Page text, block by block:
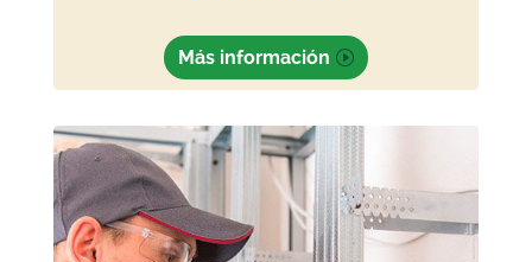
Más información